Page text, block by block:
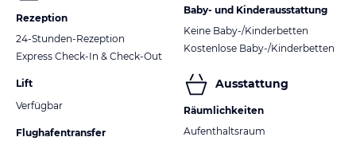
Rezeption
24-Stunden-Rezeption
Express Check-In & Check-Out
Lift
Verfügbar
Flughafentransfer
Baby- und Kinderausstattung
Keine Baby-/Kinderbetten
Kostenlose Baby-/Kinderbetten
Ausstattung
Räumlichkeiten
Aufenthaltsraum